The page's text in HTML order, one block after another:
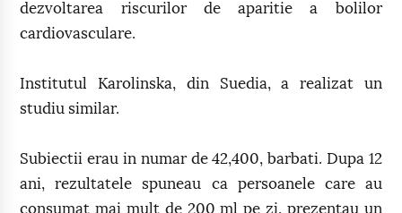
dezvoltarea riscurilor de aparitie a bolilor
cardiovasculare.
Institutul Karolinska, din Suedia, a realizat un
studiu similar.
Subiectii erau in numar de 42,400, barbati. Dupa 12
ani, rezultatele spuneau ca persoanele care au
consumat mai mult de 200 ml pe zi, prezentau un